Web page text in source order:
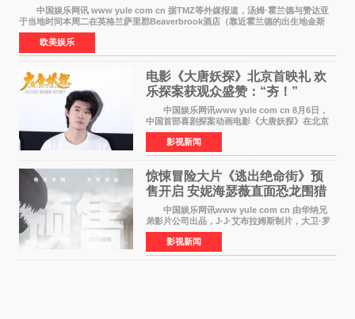
中国娱乐网讯 www yule com cn 据TMZ等外媒报道，汤姆·霍兰德与赞达亚
于当地时间本周二在英格兰萨里郡Beaverbrook酒店（靠近霍兰德的出生地金斯
顿）举办婚宴，邀请家人与朋友们喝喜酒，庆祝
欧美娱乐
电影《大唐妖探》北京首映礼 欢
乐探案获观众盛赞：“夯！”
中国娱乐网讯www yule com cn 8月6日，
中国首部喜剧探案动画电影《大唐妖探》在北京
举办电影首映礼。导演程腾、联合导演黄珉、总
制片人曹紫建、制片人李莹莹，配音导演张喆，
对白指导程寅，领
影视新闻
惊悚冒险大片《逃出绝命街》预
售开启 安妮海瑟薇直面恐龙围猎
中国娱乐网讯www yule com cn 由华纳兄
弟影片公司出品，J·J·艾布拉姆斯制片，大卫·罗
伯特·米切尔执导，好莱坞巨星安妮·海瑟薇和伊万
·麦克格雷格领衔主演的2026暑期惊悚冒险大片
《逃出绝
影视新闻